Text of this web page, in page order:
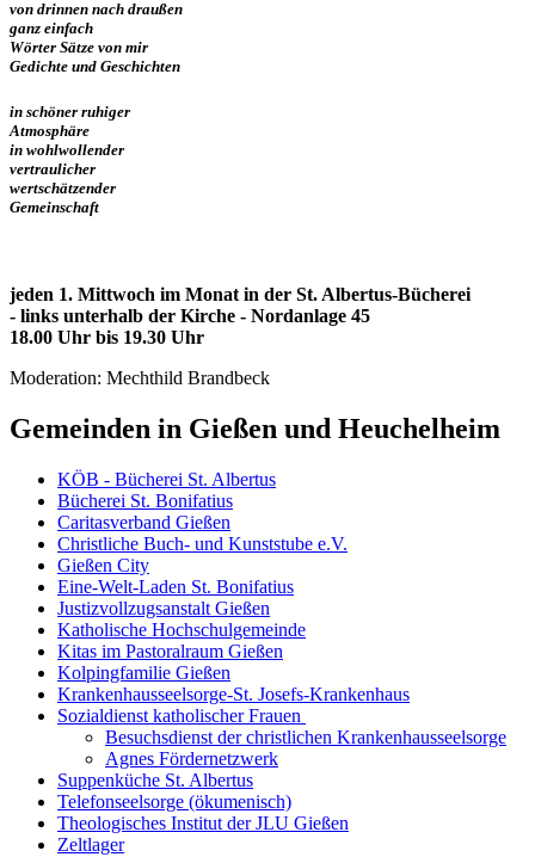
von drinnen nach draußen
ganz einfach
Wörter Sätze von mir
Gedichte und Geschichten
in schöner ruhiger
Atmosphäre
in wohlwollender
vertraulicher
wertschätzender
Gemeinschaft
jeden 1. Mittwoch im Monat in der St. Albertus-Bücherei
- links unterhalb der Kirche - Nordanlage 45
18.00 Uhr bis 19.30 Uhr
Moderation: Mechthild Brandbeck
Gemeinden in Gießen und Heuchelheim
KÖB - Bücherei St. Albertus
Bücherei St. Bonifatius
Caritasverband Gießen
Christliche Buch- und Kunststube e.V.
Gießen City
Eine-Welt-Laden St. Bonifatius
Justizvollzugsanstalt Gießen
Katholische Hochschulgemeinde
Kitas im Pastoralraum Gießen
Kolpingfamilie Gießen
Krankenhausseelsorge-St. Josefs-Krankenhaus
Sozialdienst katholischer Frauen
Besuchsdienst der christlichen Krankenhausseelsorge
Agnes Fördernetzwerk
Suppenküche St. Albertus
Telefonseelsorge (ökumenisch)
Theologisches Institut der JLU Gießen
Zeltlager